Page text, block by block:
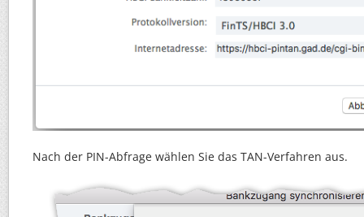
Nach der PIN-Abfrage wählen Sie das TAN-Verfahren aus.